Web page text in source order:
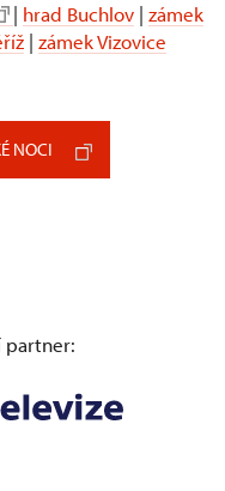
| hrad Buchlov | zámek
| zámek Vizovice
NOCI
partner: